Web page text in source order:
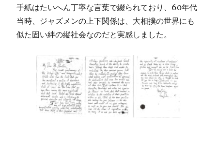
手紙はたいへん丁寧な言葉で綴られており、60年代
当時、ジャズメンの上下関係は、大相撲の世界にも
似た固い絆の縦社会なのだと実感しました。